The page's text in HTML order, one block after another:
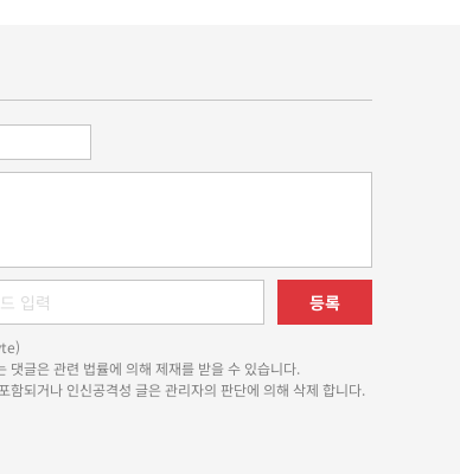
등록
글은 관련 법률에 의해 제재를 받을 수 있습니다.
되거나 인신공격성 글은 관리자의 판단에 의해 삭제 합니다.